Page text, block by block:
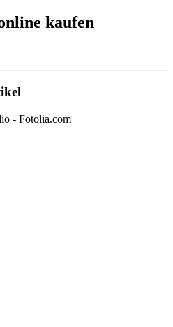
kaufen
- Fotolia.com